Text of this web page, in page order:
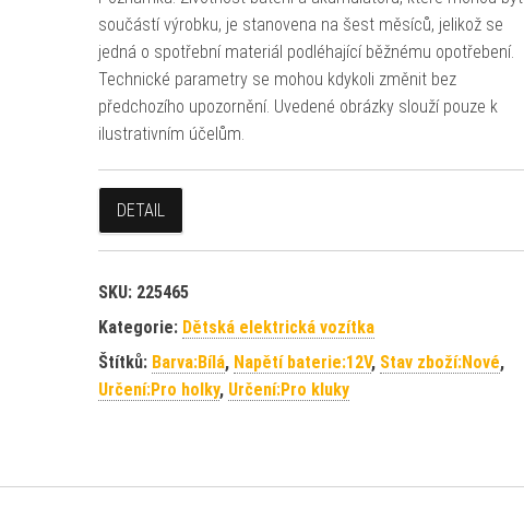
součástí výrobku, je stanovena na šest měsíců, jelikož se
jedná o spotřební materiál podléhající běžnému opotřebení.
Technické parametry se mohou kdykoli změnit bez
předchozího upozornění. Uvedené obrázky slouží pouze k
ilustrativním účelům.
DETAIL
SKU: 225465
Kategorie: Dětská elektrická vozítka
Štítků: Barva:Bílá, Napětí baterie:12V, Stav zboží:Nové,
Určení:Pro holky, Určení:Pro kluky